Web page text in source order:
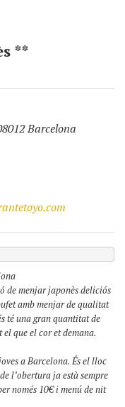
**
Barcelona
de menjar japonès deliciós
amb menjar de qualitat
té una gran quantitat de
que el cor et demana.
a Barcelona. És el lloc
l’obertura ja està sempre
només 10€ i menú de nit